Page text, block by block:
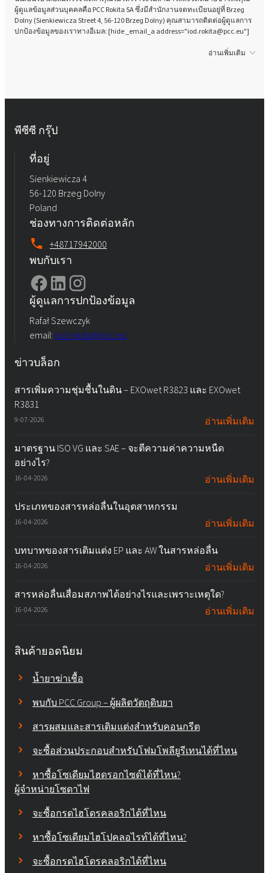
ผู้ดูแลข้อมูลส่วนบุคคลคือ PCC Rokita SA ซึ่งมีสำนักงานจดทะเบียนอยู่ที่ Brzeg
Dolny (Sienkiewicza Street 4, 56-120 Brzeg Dolny) คุณสามารถติดต่อผู้ดูแลการ
ปกป้องข้อมูลของเราทางอีเมล: [hide _email_a address="iod.rokita@pcc.eu"]
อ่านเพิ่มเติม
พีซีซี กรุ๊ป
ที่อยู่
Sienkiewicza 4
56-120 Brzeg Dolny
Poland
ช่องทางการติดต่อหลัก
+48717942000
พบกับเรา
ผู้ดูแลการปกป้องข้อมูล
Rafał Szewczyk
email: iod.rokita@pcc.eu
ข่าวบล็อก
สารเพิ่มความชุ่มชื้นในดิน – EXOwet R3823 และ EXOwet
R3831
9-07-2026 อ่านเพิ่มเติม
มาตรฐาน ISO VG และ SAE – จะตีความค่าความหนืด
อย่างไร?
16-04-2026 อ่านเพิ่มเติม
ประเภทของสารหล่อลื่นในอุตสาหกรรม
16-04-2026 อ่านเพิ่มเติม
บทบาทของสารเติมแต่ง EP และ AW ในสารหล่อลื่น
16-04-2026 อ่านเพิ่มเติม
สารหล่อลื่นเสื่อมสภาพได้อย่างไรและเพราะเหตุใด?
16-04-2026 อ่านเพิ่มเติม
สินค้ายอดนิยม
น้ำยาฆ่าเชื้อ
พบกับ PCC Group – ผู้ผลิตวัตถุดิบยา
สารผสมและสารเติมแต่งสำหรับคอนกรีต
จะซื้อส่วนประกอบสำหรับโฟมโพลียูรีเทนได้ที่ไหน
หาซื้อโซเดียมไฮดรอกไซด์ได้ที่ไหน?
ผู้จำหน่ายโซดาไฟ
จะซื้อกรดไฮโดรคลอริกได้ที่ไหน
หาซื้อโซเดียมไฮโปคลอไรท์ได้ที่ไหน?
จะซื้อกรดไฮโดรคลอริกได้ที่ไหน